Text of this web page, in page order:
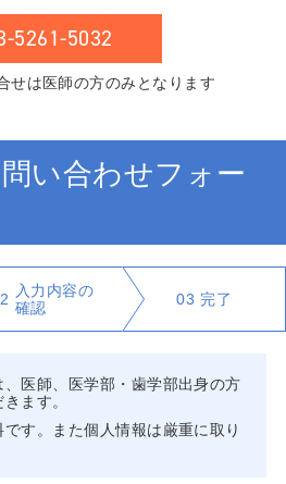
5261-5032
せは医師の方のみとなります
い合わせフォー
入力内容の
確認
03 完了
医師、医学部・歯学部出身の方
ます。
す。また個人情報は厳重に取り